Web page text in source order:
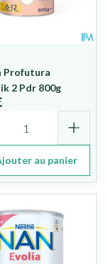
Profutura
2 Pdr 800g
au panier